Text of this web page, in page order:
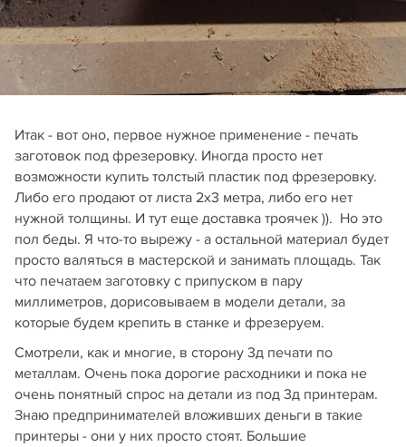
Итак - вот оно, первое нужное применение - печать
заготовок под фрезеровку. Иногда просто нет
возможности купить толстый пластик под фрезеровку.
Либо его продают от листа 2х3 метра, либо его нет
нужной толщины. И тут еще доставка троячек )). Но это
пол беды. Я что-то вырежу - а остальной материал будет
просто валяться в мастерской и занимать площадь. Так
что печатаем заготовку с припуском в пару
миллиметров, дорисовываем в модели детали, за
которые будем крепить в станке и фрезеруем.
Смотрели, как и многие, в сторону 3д печати по
металлам. Очень пока дорогие расходники и пока не
очень понятный спрос на детали из под 3д принтерам.
Знаю предпринимателей вложивших деньги в такие
принтеры - они у них просто стоят. Большие